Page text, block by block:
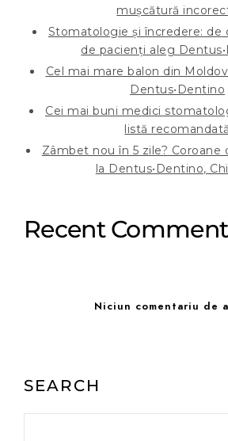
mușcătură
Stomatologie și încredere: de
de pacienți aleg
Cel mai mare balon din
Dentus•Dentino
Cei mai buni medici
listă recomandată
Zâmbet nou în 5 zile?
la Dentus•Dentino,
Recent
Niciun comentariu de
SEARCH